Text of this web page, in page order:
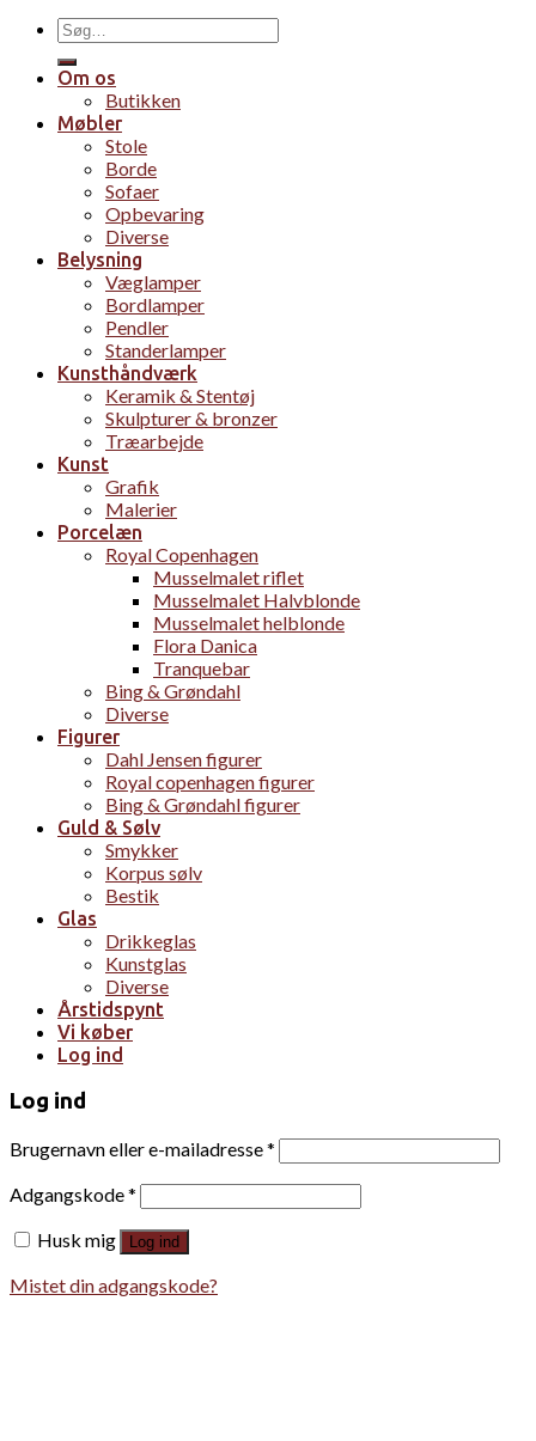
Søg
efter:
Om os
Butikken
Møbler
Stole
Borde
Sofaer
Opbevaring
Diverse
Belysning
Væglamper
Bordlamper
Pendler
Standerlamper
Kunsthåndværk
Keramik & Stentøj
Skulpturer & bronzer
Træarbejde
Kunst
Grafik
Malerier
Porcelæn
Royal Copenhagen
Musselmalet riflet
Musselmalet Halvblonde
Musselmalet helblonde
Flora Danica
Tranquebar
Bing & Grøndahl
Diverse
Figurer
Dahl Jensen figurer
Royal copenhagen figurer
Bing & Grøndahl figurer
Guld & Sølv
Smykker
Korpus sølv
Bestik
Glas
Drikkeglas
Kunstglas
Diverse
Årstidspynt
Vi køber
Log ind
Log ind
Brugernavn eller e-mailadresse*
Adgangskode*
Husk mig
Log ind
Mistet din adgangskode?